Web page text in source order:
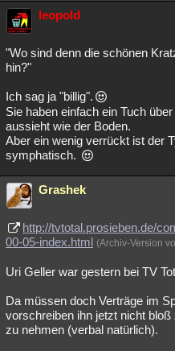
leopold
"Wo sind denn die schönen
hin?"
Ich sag ja "billig".
Sie haben einfach ein Tuch
aussieht wie der Boden.
Aber ein wenig verrückt ist der
symphatisch.
Grashek
http://tvtotal.prosieben.de/
00-05-index.html (Archiv-Version
Uri Geller war gestern bei TV
Da müssen doch Verträge im
vorschreiben ihn jetzt nicht
zu nehmen (verbal natürlich).